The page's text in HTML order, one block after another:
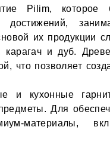
Pilim, которое
их продукции
карагач и дуб.
что позволяет
и кухонные
Для
материалы,